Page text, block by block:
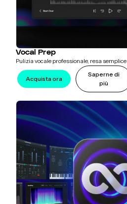
Vocal Prep
Pulizia vocale professionale, resa semplice
Acquista ora
Saperne di
più